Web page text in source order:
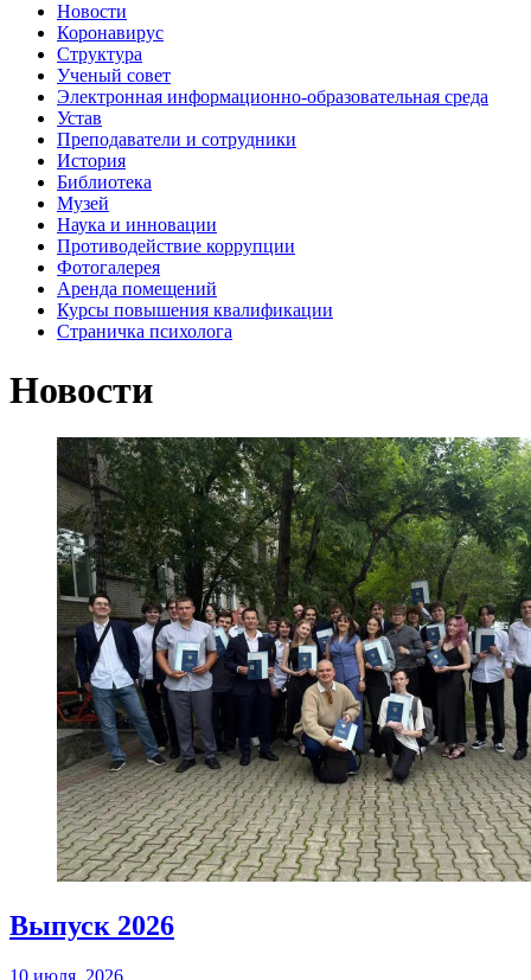
Новости
Коронавирус
Структура
Ученый совет
Электронная информационно-образовательная среда
Устав
Преподаватели и сотрудники
История
Библиотека
Музей
Наука и инновации
Противодействие коррупции
Фотогалерея
Аренда помещений
Курсы повышения квалификации
Страничка психолога
Новости
Выпуск 2026
10 июля, 2026